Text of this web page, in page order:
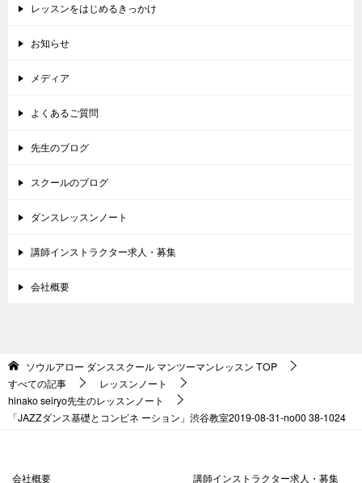
レッスンをはじめるきっかけ
お知らせ
メディア
よくあるご質問
先生のブログ
スクールのブログ
ダンスレッスンノート
講師インストラクター求人・募集
会社概要
ソウルアロー ダンススクール マンツーマンレッスン TOP
すべての記事
レッスンノート
hinako seiryo先生のレッスンノート
「JAZZダンス基礎とコンビネ ーション」渋谷教室2019-08-31­-­no00 38-1024
会社概要 講師インストラクター求人・募集